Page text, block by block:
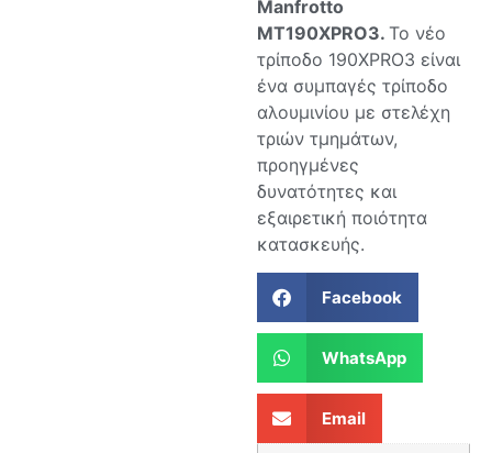
Manfrotto
MT190XPRO3. Το νέο
τρίποδο 190XPRO3 είναι
ένα συμπαγές τρίποδο
αλουμινίου με στελέχη
τριών τμημάτων,
προηγμένες
δυνατότητες και
εξαιρετική ποιότητα
κατασκευής.
Facebook
WhatsApp
Email